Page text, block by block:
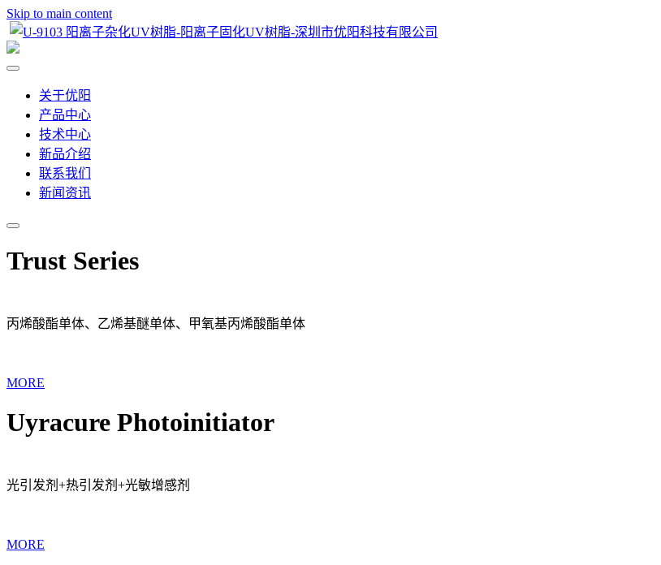
Skip to main content
关于优阳
产品中心
技术中心
新品介绍
联系我们
新闻资讯
Trust Series
丙烯酸酯单体、乙烯基醚单体、甲氧基丙烯酸酯单体
MORE
Uyracure Photoinitiator
光引发剂+热引发剂+光敏增感剂
MORE